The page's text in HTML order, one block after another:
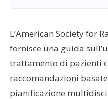
L’American Society for
fornisce una guida
trattamento di pazienti
raccomandazioni
pianificazione